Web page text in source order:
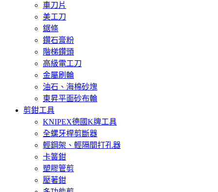
車刀片
美工刀
鋸條
鑽石膏粉
階梯鑽頭
高級電工刀
金屬刷輪
油石、海棉砂塊
東昇平面砂布輪
剪鉗工具
KNIPEX德國K牌工具
全螺牙桿剪斷器
輕鋼架、輕隔間打孔器
卡簧鉗
塑膠管剪
壓著鉗